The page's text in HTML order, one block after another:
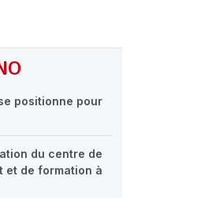
positionne pour
du centre de
et de formation à